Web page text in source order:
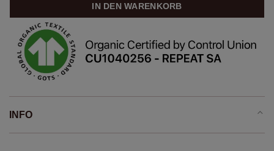
IN DEN WARENKORB
INFO